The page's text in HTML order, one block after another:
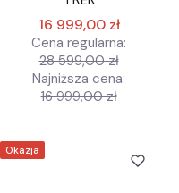
16 999,00 zł
Cena regularna:
28 599,00 zł
Najniższa cena:
16 999,00 zł
Okazja